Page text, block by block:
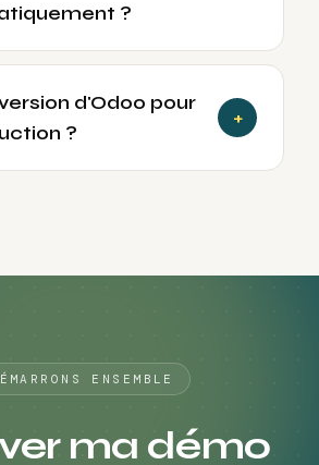
?
d'Odoo pour
?
+
ENSEMBLE
ma démo